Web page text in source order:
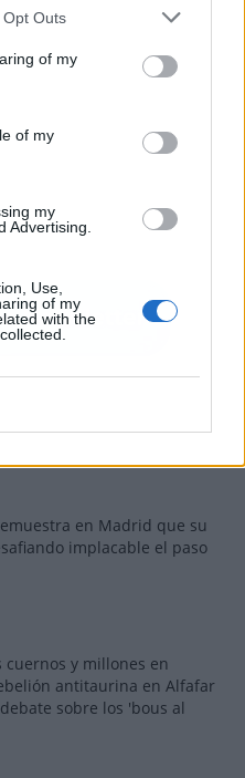
Outs
of my
of my
my
Advertising.
Use,
of my
with the
en Madrid que su
implacable el paso
cuernos y millones en
antitaurina en Alfafar
sobre los 'bous al